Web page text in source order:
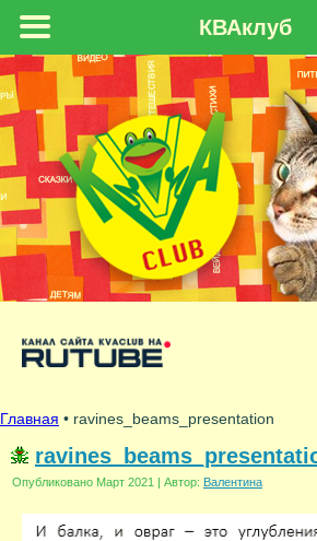
Главная • ravines_beams_presentation
Опубликовано Март 2021 | Автор: Валентина
КВАклуб